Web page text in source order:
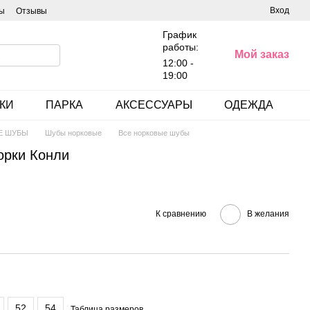
Отзывы Вход
График
работы:
12:00 -
19:00
Мой заказ
ПАРКА АКСЕССУАРЫ ОДЕЖДА
ШУБЫ Шубы норковые Все норковые шубы
Конли
К сравнению В желания